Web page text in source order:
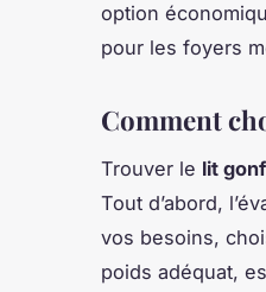
option
pour les foyers
Comment
Trouver le lit
Tout d’abord,
vos besoins,
poids adéquat,